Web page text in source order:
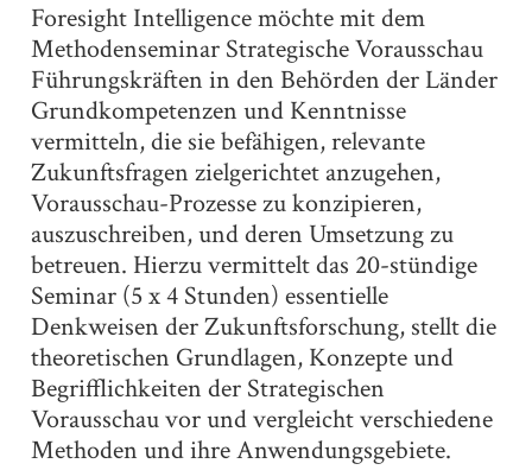
Foresight Intelligence möchte mit dem
Methodenseminar Strategische Vorausschau
Führungskräften in den Behörden der Länder
Grundkompetenzen und Kenntnisse
vermitteln, die sie befähigen, relevante
Zukunftsfragen zielgerichtet anzugehen,
Vorausschau-Prozesse zu konzipieren,
auszuschreiben, und deren Umsetzung zu
betreuen. Hierzu vermittelt das 20-stündige
Seminar (5 x 4 Stunden) essentielle
Denkweisen der Zukunftsforschung, stellt die
theoretischen Grundlagen, Konzepte und
Begrifflichkeiten der Strategischen
Vorausschau vor und vergleicht verschiedene
Methoden und ihre Anwendungsgebiete.